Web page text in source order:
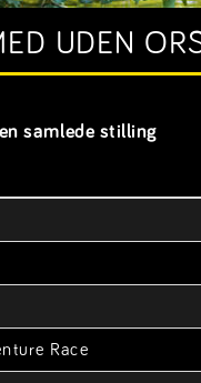
UDEN
samlede stilling
Race